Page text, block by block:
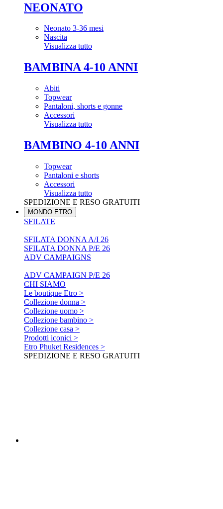
NEONATO
Neonato 3-36 mesi
Nascita
Visualizza tutto
BAMBINA 4-10 ANNI
Abiti
Topwear
Pantaloni, shorts e gonne
Accessori
Visualizza tutto
BAMBINO 4-10 ANNI
Topwear
Pantaloni e shorts
Accessori
Visualizza tutto
SPEDIZIONE E RESO GRATUITI
MONDO ETRO
SFILATE
SFILATA DONNA A/I 26
SFILATA DONNA P/E 26
ADV CAMPAIGNS
ADV CAMPAIGN P/E 26
CHI SIAMO
Le boutique Etro >
Collezione donna >
Collezione uomo >
Collezione bambino >
Collezione casa >
Prodotti iconici >
Etro Phuket Residences >
SPEDIZIONE E RESO GRATUITI